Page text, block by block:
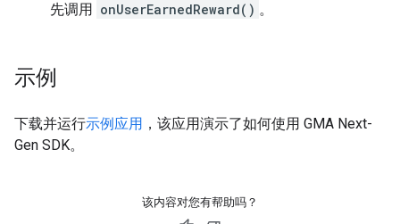
先调用 onUserEarnedReward() 。
示例
下载并运行示例应用 ，该应用演示了如何使用 GMA Next-
Gen SDK。
该内容对您有帮助吗？